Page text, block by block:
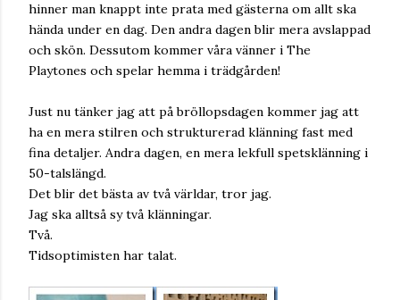
hinner man knappt inte prata med gästerna om allt ska
hända under en dag. Den andra dagen blir mera avslappad
och skön. Dessutom kommer våra vänner i The
Playtones och spelar hemma i trädgården!
Just nu tänker jag att på bröllopsdagen kommer jag att
ha en mera stilren och strukturerad klänning fast med
fina detaljer. Andra dagen, en mera lekfull spetsklänning i
50-talslängd.
Det blir det bästa av två världar, tror jag.
Jag ska alltså sy två klänningar.
Två.
Tidsoptimisten har talat.